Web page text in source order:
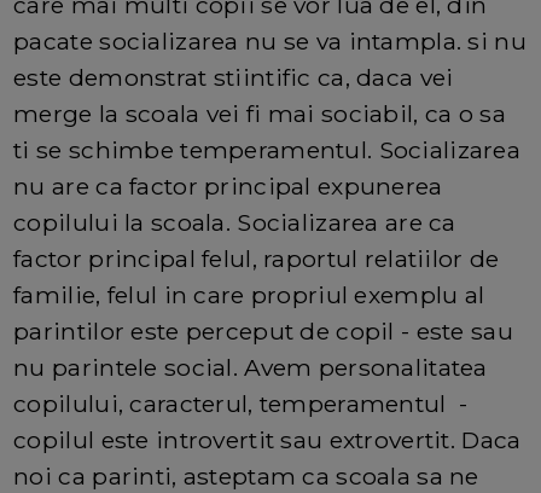
pacate socializarea nu se va intampla. si nu
este demonstrat stiintific ca, daca vei
merge la scoala vei fi mai sociabil, ca o sa
ti se schimbe temperamentul. Socializarea
nu are ca factor principal expunerea
copilului la scoala. Socializarea are ca
factor principal felul, raportul relatiilor de
familie, felul in care propriul exemplu al
parintilor este perceput de copil - este sau
nu parintele social. Avem personalitatea
copilului, caracterul, temperamentul -
copilul este introvertit sau extrovertit. Daca
noi ca parinti, asteptam ca scoala sa ne